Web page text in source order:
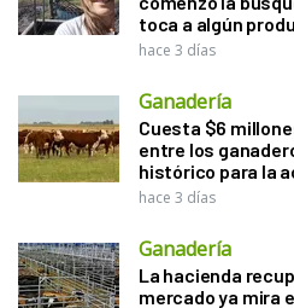
toca a algún
hace 3 días
Ganadería
Cuesta $6
entre los
histórico para la
hace 3 días
Ganadería
La hacienda
mercado ya mira